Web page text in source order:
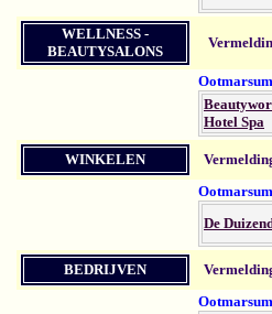
WELLNESS -
BEAUTYSALONS
Ootmarsum
Hotel Spa
WINKELEN
Ootmarsum
De
BEDRIJVEN
Ootmarsum